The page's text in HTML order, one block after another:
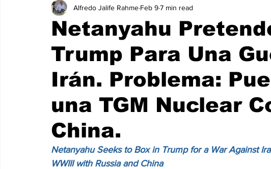
Netanyahu
Trump Para Una
Irán. Problema:
una TGM Nuclear
China.
Alfredo Jalife Rahme Feb 97 min read
Netanyahu Seeks to Box in Trump for a War Against
WWIII with Russia and China